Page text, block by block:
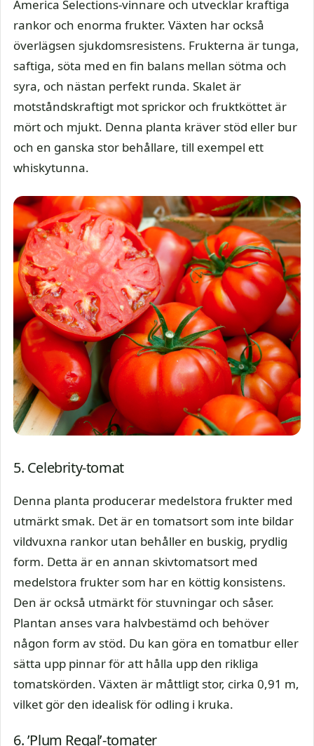
America Selections-vinnare och utvecklar kraftiga
rankor och enorma frukter. Växten har också
överlägsen sjukdomsresistens. Frukterna är tunga,
saftiga, söta med en fin balans mellan sötma och
syra, och nästan perfekt runda. Skalet är
motståndskraftigt mot sprickor och fruktköttet är
mört och mjukt. Denna planta kräver stöd eller bur
och en ganska stor behållare, till exempel ett
whiskytunna.
5. Celebrity-tomat
Denna planta producerar medelstora frukter med
utmärkt smak. Det är en tomatsort som inte bildar
vildvuxna rankor utan behåller en buskig, prydlig
form. Detta är en annan skivtomatsort med
medelstora frukter som har en köttig konsistens.
Den är också utmärkt för stuvningar och såser.
Plantan anses vara halvbestämd och behöver
någon form av stöd. Du kan göra en tomatbur eller
sätta upp pinnar för att hålla upp den rikliga
tomatskörden. Växten är måttligt stor, cirka 0,91 m,
vilket gör den idealisk för odling i kruka.
6. ’Plum Regal’-tomater